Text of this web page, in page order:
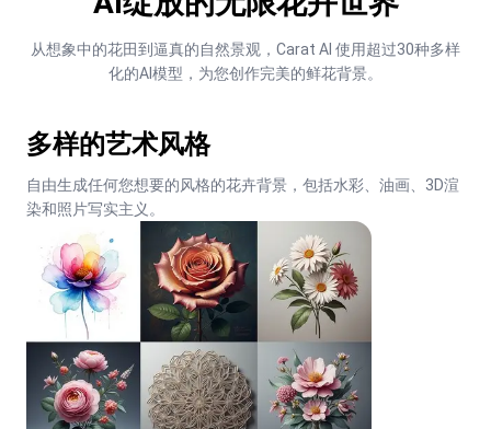
从想象中的花田到逼真的自然景观，Carat AI 使用超过30种多样
化的AI模型，为您创作完美的鲜花背景。
多样的艺术风格
自由生成任何您想要的风格的花卉背景，包括水彩、油画、3D渲
染和照片写实主义。